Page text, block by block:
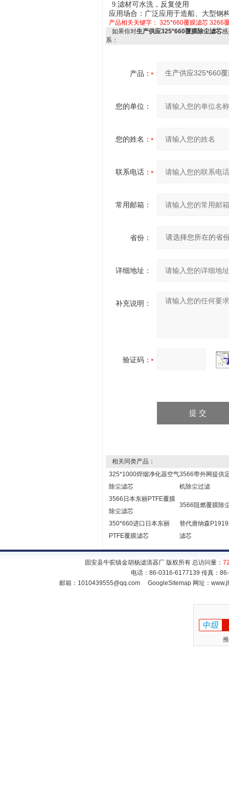
9.滤材可水洗，反复使用
应用场合：广泛应用于造船、大型钢
产品相关关键字： 325*660覆膜滤芯 3266
如果你对生产供应325*660覆膜除尘滤芯
系：
产品：
您的单位：
您的姓名：
联系电话：
常用邮箱：
省份：
详细地址：
补充说明：
验证码：
相关同类产品：
325*1000焊烟净化器空气
除尘滤芯
3566带外网提供
机除尘过滤
3566日本东丽PTFE覆膜
除尘滤芯
3566阻燃覆膜除
350*660进口日本东丽
PTFE覆膜滤芯
替代唐纳森
滤芯
固安县牛驼镇金胡杨滤清器厂 版权所有 总访问量：
电话：86-0316-6177139 传真：
邮箱： 1010439555@qq.com GoogleSitemap网址：